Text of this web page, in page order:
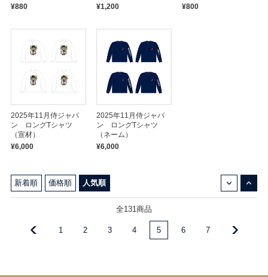
¥880
¥1,200
¥800
2025年11月侍ジャパ
ン ロングTシャツ
（宣材）
¥6,000
2025年11月侍ジャパ
ン ロングTシャツ
（ネーム）
¥6,000
新着順 価格順 人気順
全131商品
1 2 3 4 5 6 7